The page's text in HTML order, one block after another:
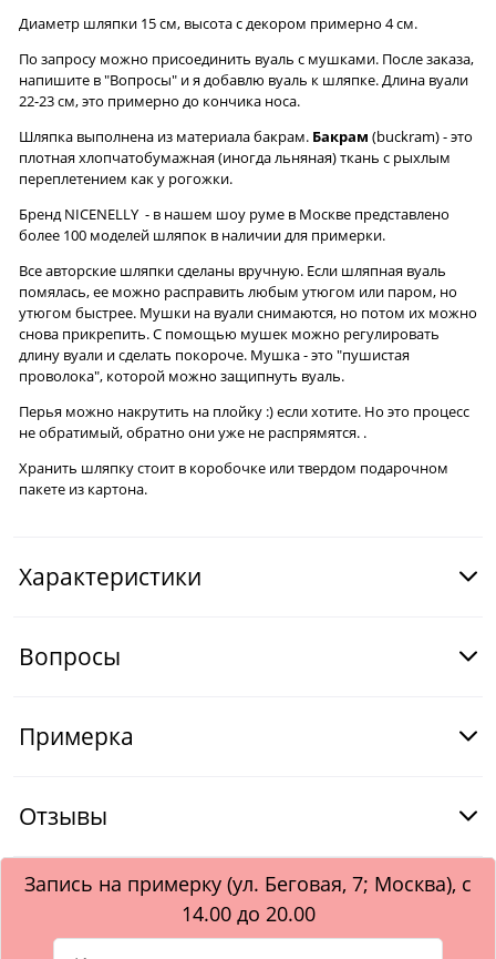
Диаметр шляпки 15 см, высота с декором примерно 4 см.
По запросу можно присоединить вуаль с мушками. После заказа,
напишите в "Вопросы" и я добавлю вуаль к шляпке. Длина вуали
22-23 см, это примерно до кончика носа.
Шляпка выполнена из материала бакрам. Бакрам (buckram) - это
плотная хлопчатобумажная (иногда льняная) ткань с рыхлым
переплетением как у рогожки.
Бренд NICENELLY - в нашем шоу руме в Москве представлено
более 100 моделей шляпок в наличии для примерки.
Все авторские шляпки сделаны вручную. Если шляпная вуаль
помялась, ее можно расправить любым утюгом или паром, но
утюгом быстрее. Мушки на вуали снимаются, но потом их можно
снова прикрепить. С помощью мушек можно регулировать
длину вуали и сделать покороче. Мушка - это "пушистая
проволока", которой можно защипнуть вуаль.
Перья можно накрутить на плойку :) если хотите. Но это процесс
не обратимый, обратно они уже не распрямятся. .
Хранить шляпку стоит в коробочке или твердом подарочном
пакете из картона.
Характеристики
Вопросы
Примерка
Отзывы
Запись на примерку (ул. Беговая, 7; Москва), с
14.00 до 20.00